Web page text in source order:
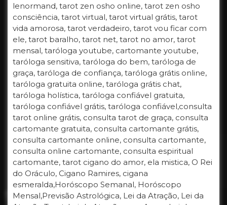
lenormand, tarot zen osho online, tarot zen osho
consciência, tarot virtual, tarot virtual grátis, tarot
vida amorosa, tarot verdadeiro, tarot vou ficar com
ele, tarot baralho, tarot net, tarot no amor, tarot
mensal, taróloga youtube, cartomante youtube,
taróloga sensitiva, taróloga do bem, taróloga de
graça, taróloga de confiança, taróloga grátis online,
taróloga gratuita online, taróloga grátis chat,
taróloga holística, taróloga confiável gratuita,
taróloga confiável grátis, taróloga confiável,consulta
tarot online grátis, consulta tarot de graça, consulta
cartomante gratuita, consulta cartomante grátis,
consulta cartomante online, consulta cartomante,
consulta online cartomante, consulta espiritual
cartomante, tarot cigano do amor, ela mistica, O Rei
do Oráculo, Cigano Ramires, cigana
esmeralda,Horóscopo Semanal, Horóscopo
Mensal,Previsão Astrológica, Lei da Atração, Lei da